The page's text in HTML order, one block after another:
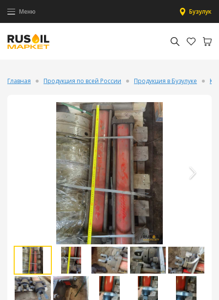
Меню Бузулук
Главная Продукция по всей России Продукция в Бузулуке